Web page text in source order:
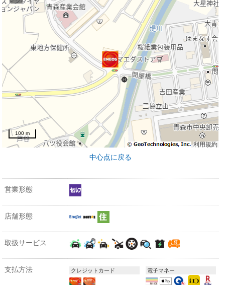
利用規約
100 m
中心点に戻る
営業形態
店舗形態
取扱サービス
支払方法 クレジットカード 電子マネー